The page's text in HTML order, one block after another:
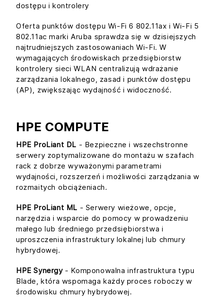
dostępu i kontrolery
Oferta punktów dostępu Wi-Fi 6 802.11ax i Wi-Fi 5
802.11ac marki Aruba sprawdza się w dzisiejszych
najtrudniejszych zastosowaniach Wi-Fi. W
wymagających środowiskach przedsiębiorstw
kontrolery sieci WLAN centralizują wdrażanie
zarządzania lokalnego, zasad i punktów dostępu
(AP), zwiększając wydajność i widoczność.
HPE COMPUTE
HPE ProLiant DL - Bezpieczne i wszechstronne
serwery zoptymalizowane do montażu w szafach
rack z dobrze wyważonymi parametrami
wydajności, rozszerzeń i możliwości zarządzania w
rozmaitych obciążeniach.
HPE ProLiant ML - Serwery wieżowe, opcje,
narzędzia i wsparcie do pomocy w prowadzeniu
małego lub średniego przedsiębiorstwa i
uproszczenia infrastruktury lokalnej lub chmury
hybrydowej.
HPE Synergy- Komponowalna infrastruktura typu
Blade, która wspomaga każdy proces roboczy w
środowisku chmury hybrydowej.